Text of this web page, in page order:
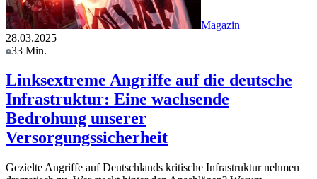
Magazin
28.03.2025
33 Min.
Linksextreme Angriffe auf die deutsche
Infrastruktur: Eine wachsende
Bedrohung unserer
Versorgungssicherheit
Gezielte Angriffe auf Deutschlands kritische Infrastruktur nehmen